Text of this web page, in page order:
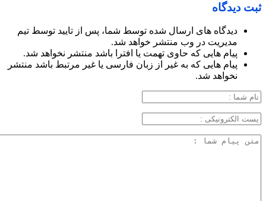
ثبت دیدگاه
دیدگاه های ارسال شده توسط شما، پس از تایید توسط تیم
مدیریت در وب منتشر خواهد شد.
پیام هایی که حاوی تهمت یا افترا باشد منتشر نخواهد شد.
پیام هایی که به غیر از زبان فارسی یا غیر مرتبط باشد منتشر
نخواهد شد.